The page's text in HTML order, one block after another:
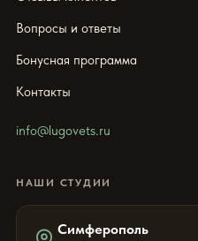
Вопросы и ответы
Бонусная программа
Контакты
info@lugovets.ru
НАШИ СТУДИИ
Симферополь